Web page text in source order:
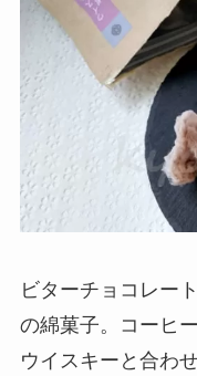
ビターチョコレー
の綿菓子。コーヒ
ウイスキーと合わ